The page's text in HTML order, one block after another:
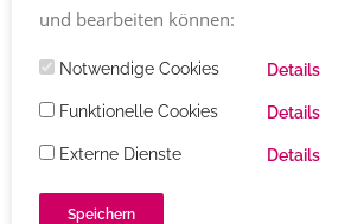
Sabine Olschner
Share
und bearbeiten können:
Notwendige Cookies Details
Funktionelle Cookies Details
Externe Dienste Details
Speichern